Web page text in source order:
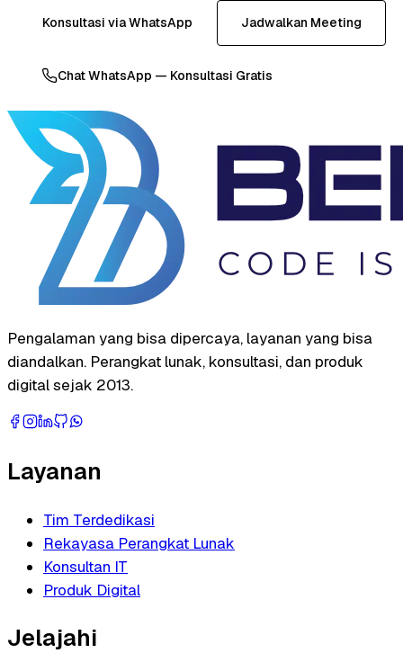
Konsultasi via WhatsApp Jadwalkan Meeting
Chat WhatsApp — Konsultasi Gratis
Pengalaman yang bisa dipercaya, layanan yang bisa
diandalkan. Perangkat lunak, konsultasi, dan produk
digital sejak 2013.
Layanan
Tim Terdedikasi
Rekayasa Perangkat Lunak
Konsultan IT
Produk Digital
Jelajahi